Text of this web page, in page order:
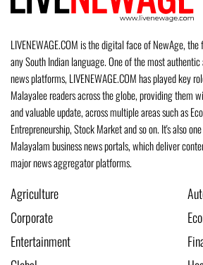
LIVENEWAGE.COM is the digital face of NewAge,
any South Indian language. One of the most authentic
news platforms, LIVENEWAGE.COM has played key
Malayalee readers across the globe, providing them
and valuable update, across multiple areas such as
Entrepreneurship, Stock Market and so on. It's also
Malayalam business news portals, which deliver
major news aggregator platforms.
Agriculture
Corporate
Entertainment